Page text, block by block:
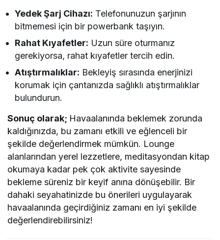
Yedek Şarj Cihazı: Telefonunuzun şarjının
bitmemesi için bir powerbank taşıyın.
Rahat Kıyafetler: Uzun süre oturmanız
gerekiyorsa, rahat kıyafetler tercih edin.
Atıştırmalıklar: Bekleyiş sırasında enerjinizi
korumak için çantanızda sağlıklı atıştırmalıklar
bulundurun.
Sonuç olarak; Havaalanında beklemek zorunda
kaldığınızda, bu zamanı etkili ve eğlenceli bir
şekilde değerlendirmek mümkün. Lounge
alanlarından yerel lezzetlere, meditasyondan kitap
okumaya kadar pek çok aktivite sayesinde
bekleme süreniz bir keyif anına dönüşebilir. Bir
dahaki seyahatinizde bu önerileri uygulayarak
havaalanında geçirdiğiniz zamanı en iyi şekilde
değerlendirebilirsiniz!